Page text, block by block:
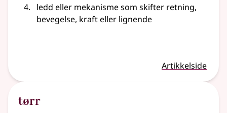
ledd eller mekanisme som skifter retning,
bevegelse, krafteller lignende
Artikkelside
tørr